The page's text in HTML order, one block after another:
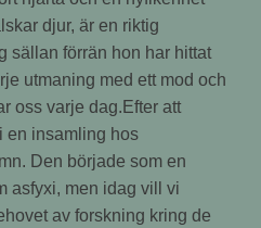
djur, är en riktig
sällan förrän hon har hittat
utmaning med ett mod och
oss varje dag.Efter att
en insamling hos
Den började som en
asfyxi, men idag vill vi
av forskning kring de